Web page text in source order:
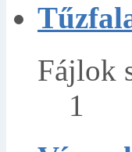
Fájlok
1